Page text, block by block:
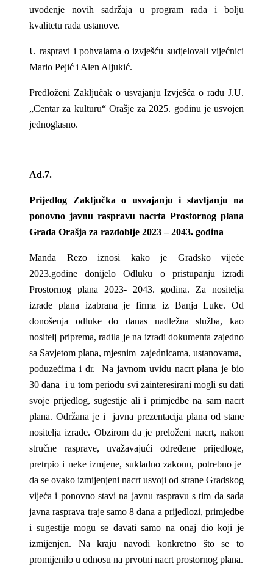
uvođenje novih sadržaja u program rada i bolju
kvalitetu rada ustanove.
U raspravi i pohvalama o izvješću sudjelovali vijećnici
Mario Pejić i Alen Aljukić.
Predloženi Zaključak o usvajanju Izvješća o radu J.U.
„Centar za kulturu“ Orašje za 2025. godinu je usvojen
jednoglasno.
Ad.7.
Prijedlog Zaključka o usvajanju i stavljanju na
ponovno javnu raspravu nacrta Prostornog plana
Grada Orašja za razdoblje 2023 – 2043. godina
Manda Rezo iznosi kako je Gradsko vijeće
2023.godine donijelo Odluku o pristupanju izradi
Prostornog plana 2023- 2043. godina. Za nositelja
izrade plana izabrana je firma iz Banja Luke. Od
donošenja odluke do danas nadležna služba, kao
nositelj priprema, radila je na izradi dokumenta zajedno
sa Savjetom plana, mjesnim zajednicama, ustanovama,
poduzećima i dr. Na javnom uvidu nacrt plana je bio
30 dana i u tom periodu svi zainteresirani mogli su dati
svoje prijedlog, sugestije ali i primjedbe na sam nacrt
plana. Održana je i javna prezentacija plana od stane
nositelja izrade. Obzirom da je preloženi nacrt, nakon
stručne rasprave, uvažavajući određene prijedloge,
pretrpio i neke izmjene, sukladno zakonu, potrebno je
da se ovako izmijenjeni nacrt usvoji od strane Gradskog
vijeća i ponovno stavi na javnu raspravu s tim da sada
javna rasprava traje samo 8 dana a prijedlozi, primjedbe
i sugestije mogu se davati samo na onaj dio koji je
izmijenjen. Na kraju navodi konkretno što se to
promijenilo u odnosu na prvotni nacrt prostornog plana.